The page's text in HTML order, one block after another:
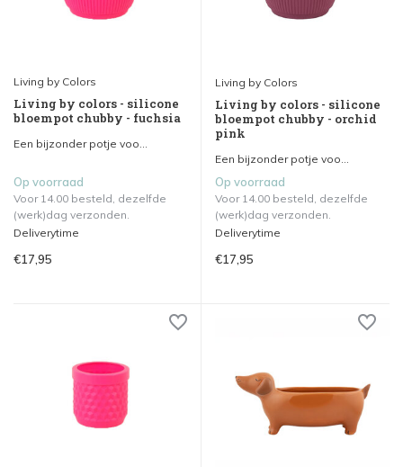
Living by Colors
Living by colors - silicone
bloempot chubby - fuchsia
Een bijzonder potje voo...
Op voorraad
Voor 14.00 besteld, dezelfde
(werk)dag verzonden.
Deliverytime
€17,95
Living by Colors
Living by colors - silicone
bloempot chubby - orchid
pink
Een bijzonder potje voo...
Op voorraad
Voor 14.00 besteld, dezelfde
(werk)dag verzonden.
Deliverytime
€17,95